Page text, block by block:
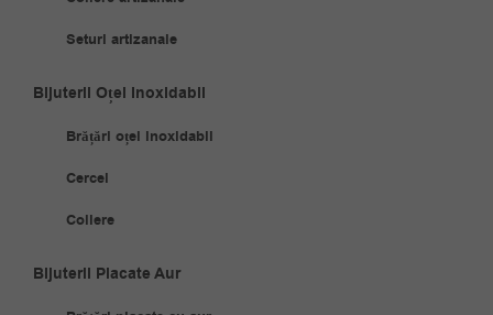
Seturi artizanale
Bijuterii Oțel Inoxidabil
Brățări oțel inoxidabil
Cercei
Coliere
Bijuterii Placate Aur